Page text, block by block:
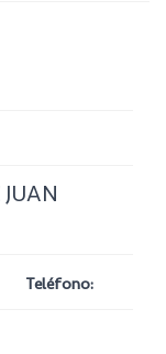
Teléfono: